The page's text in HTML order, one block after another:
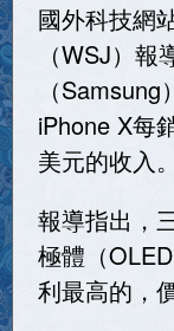
國外科技網
（WSJ）
（
iPhone X每
美元的收入。
報導指出，
極體（
利最高的，